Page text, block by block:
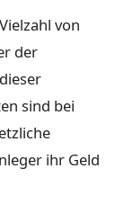
von
der
sind bei
ihr Geld